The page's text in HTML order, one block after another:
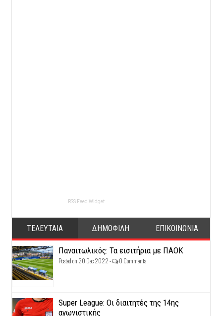
RSS Feed Widget
ΤΕΛΕΥΤΑΙΑ ΔΗΜΟΦΙΛΗ ΕΠΙΚΟΙΝΩΝΙΑ
Παναιτωλικός: Τα εισιτήρια με ΠΑΟΚ
Posted on 20 Dec 2022 - 0 Comments
Super League: Οι διαιτητές της 14ης
αγωνιστικής